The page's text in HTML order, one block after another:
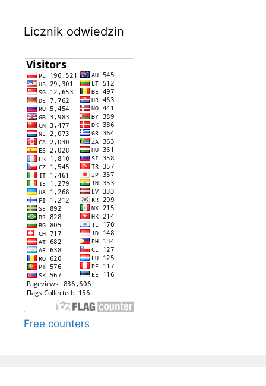
Licznik odwiedzin
Free counters